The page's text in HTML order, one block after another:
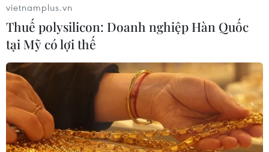
vietnamplus.vn
Thuế polysilicon: Doanh nghiệp Hàn Quốc
tại Mỹ có lợi thế